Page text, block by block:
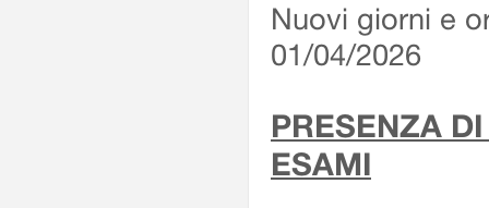
Nuovi giorni e
01/04/2026
PRESENZA
ESAMI